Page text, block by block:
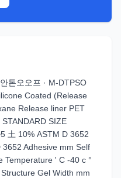
톤오오프 · M-DTPSO
Coated (Release
Release liner PET
SIZE
土 10% ASTM D 3652
Adhesive mm Self
Temperature ' C -40 c °
Gel Width mm